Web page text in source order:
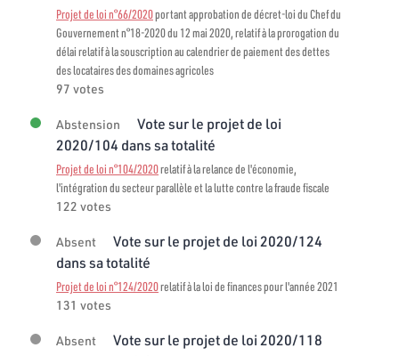
Projet de loi n°66/2020portant approbation de décret-loi du Chef du
Gouvernement n°18-2020 du 12 mai 2020, relatif à la prorogation du
délai relatif à la souscription au calendrier de paiement des dettes
des locataires des domaines agricoles
97 votes
Abstension
Vote sur le projet de loi
2020/104 dans sa totalité
Projet de loi n°104/2020relatif à la relance de l'économie,
l'intégration du secteur parallèle et la lutte contre la fraude fiscale
122 votes
Absent
Vote sur le projet de loi 2020/124
dans sa totalité
Projet de loi n°124/2020relatif à la loi de finances pour l'année 2021
131 votes
Absent
Vote sur le projet de loi 2020/118